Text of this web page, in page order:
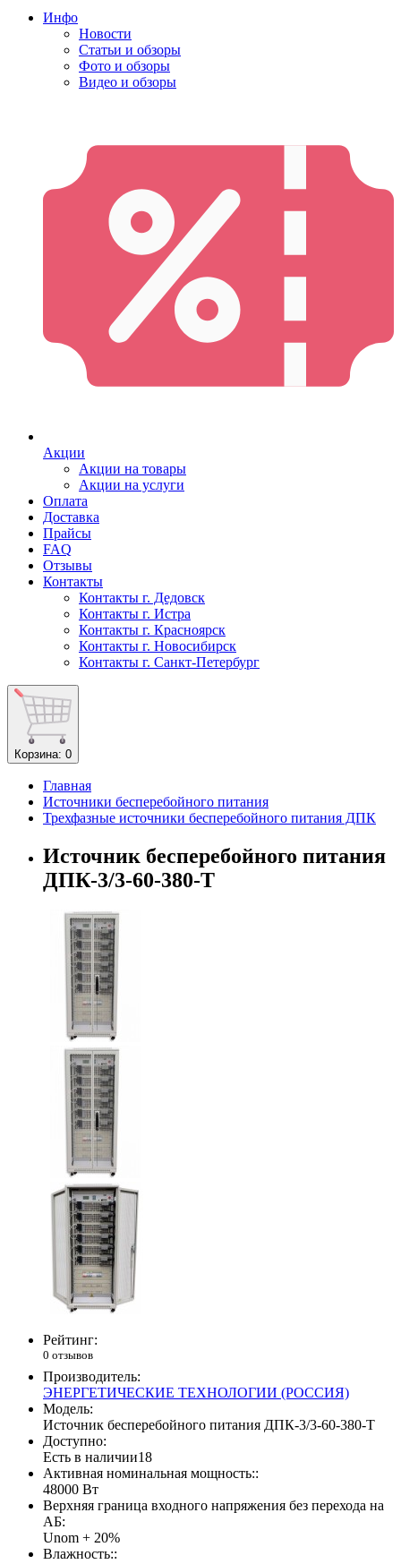
Инфо
Новости
Статьи и обзоры
Фото и обзоры
Видео и обзоры
Акции
Акции на товары
Акции на услуги
Оплата
Доставка
Прайсы
FAQ
Отзывы
Контакты
Контакты г. Дедовск
Контакты г. Истра
Контакты г. Красноярск
Контакты г. Новосибирск
Контакты г. Санкт-Петербург
Корзина: 0
Главная
Источники бесперебойного питания
Трехфазные источники бесперебойного питания ДПК
Источник бесперебойного питания
ДПК-3/3-60-380-Т
Рейтинг:
0 отзывов
Производитель:
ЭНЕРГЕТИЧЕСКИЕ ТЕХНОЛОГИИ (РОССИЯ)
Модель:
Источник бесперебойного питания ДПК-3/3-60-380-Т
Доступно:
Есть в наличии18
Активная номинальная мощность::
48000 Вт
Верхняя граница входного напряжения без перехода на
АБ:
Unom + 20%
Влажность::